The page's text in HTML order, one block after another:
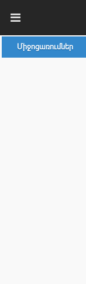
Միջոցառումներ